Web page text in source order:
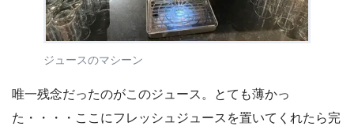
ジュースのマシーン
唯一残念だったのがこのジュース。とても薄かっ
た・・・・ここにフレッシュジュースを置いてくれたら完